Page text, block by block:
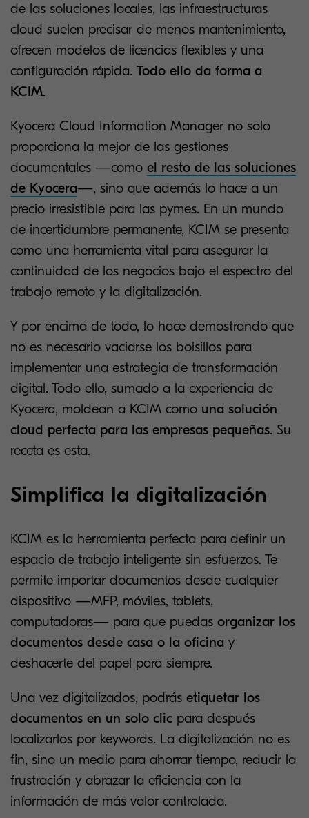
de las soluciones locales, las infraestructuras
cloud suelen precisar de menos mantenimiento,
ofrecen modelos de licencias flexibles y una
configuración rápida. Todo ello da forma a
KCIM.
Kyocera Cloud Information Manager no solo
proporciona la mejor de las gestiones
documentales —como el resto de las soluciones
de Kyocera—, sino que además lo hace a un
precio irresistible para las pymes. En un mundo
de incertidumbre permanente, KCIM se presenta
como una herramienta vital para asegurar la
continuidad de los negocios bajo el espectro del
trabajo remoto y la digitalización.
Y por encima de todo, lo hace demostrando que
no es necesario vaciarse los bolsillos para
implementar una estrategia de transformación
digital. Todo ello, sumado a la experiencia de
Kyocera, moldean a KCIM como una solución
cloud perfecta para las empresas pequeñas. Su
receta es esta.
Simplifica la digitalización
KCIM es la herramienta perfecta para definir un
espacio de trabajo inteligente sin esfuerzos. Te
permite importar documentos desde cualquier
dispositivo —MFP, móviles, tablets,
computadoras— para que puedas organizar los
documentos desde casa o la oficina y
deshacerte del papel para siempre.
Una vez digitalizados, podrás etiquetar los
documentos en un solo clic para después
localizarlos por keywords. La digitalización no es
fin, sino un medio para ahorrar tiempo, reducir la
frustración y abrazar la eficiencia con la
información de más valor controlada.